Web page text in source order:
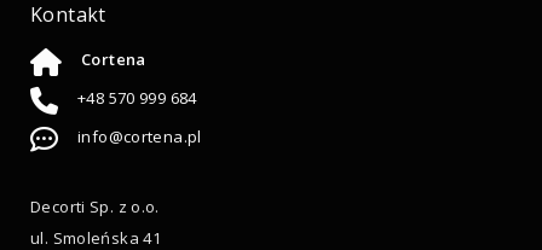
Kontakt
Cortena
+48 570 999 684
info@cortena.pl
Decorti Sp. z o.o.
ul. Smoleńska 41